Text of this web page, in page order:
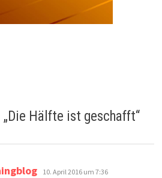
Die Hälfte ist geschafft“
sagt:
10. April 2016 um 7:36